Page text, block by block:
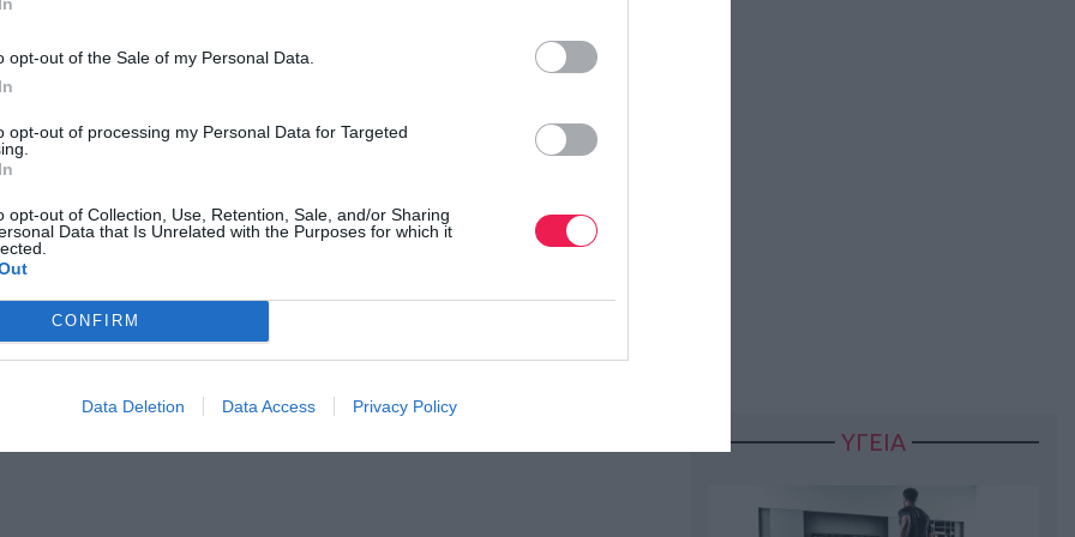
opt-out of the Sale of my Personal Data.
opt-out of processing my Personal Data for Targeted
opt-out of Collection, Use, Retention, Sale, and/or Sharing
Data that Is Unrelated with the Purposes for which it
CONFIRM
Data Deletion Data Access Privacy Policy
στα 100μ. με 10.72 κερδίζοντας για μία ακόμα φορά την Ντάφνι
ο Τζαμαϊκανός Τζούλιαν Φόρτε που επικράτησε στο φώτο φίνις στα
κόσμο στο
ΥΓΕΙΑ